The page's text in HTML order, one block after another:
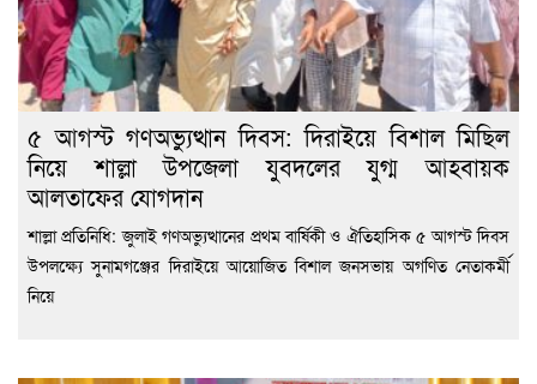
৫ আগস্ট গণঅভ্যুত্থান দিবস: দিরাইয়ে বিশাল মিছিল
নিয়ে শাল্লা উপজেলা যুবদলের যুগ্ম আহবায়ক
আলতাফের যোগদান
শাল্লা প্রতিনিধি: জুলাই গণঅভ্যুত্থানের প্রথম বার্ষিকী ও ঐতিহাসিক ৫ আগস্ট দিবস
উপলক্ষ্যে সুনামগঞ্জের দিরাইয়ে আয়োজিত বিশাল জনসভায় অগণিত নেতাকর্মী
নিয়ে